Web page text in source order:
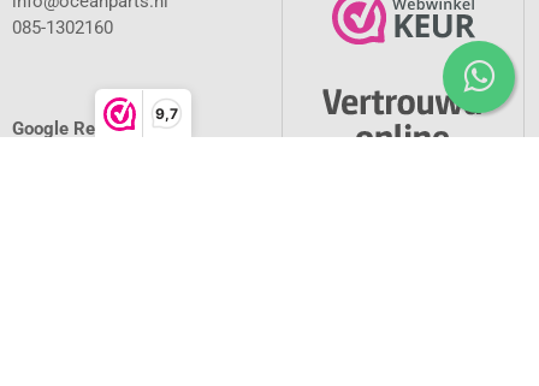
9,7
085-1302160
Google Reviews